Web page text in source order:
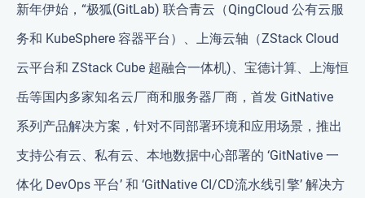
新年伊始，“极狐(GitLab) 联合青云（QingCloud 公有云服
务和 KubeSphere 容器平台）、上海云轴（ZStack Cloud
云平台和 ZStack Cube 超融合一体机)、宝德计算、上海恒
岳等国内多家知名云厂商和服务器厂商，首发 GitNative
系列产品解决方案，针对不同部署环境和应用场景，推出
支持公有云、私有云、本地数据中心部署的 ‘GitNative 一
体化 DevOps 平台’ 和 ‘GitNative CI/CD流水线引擎’ 解决方